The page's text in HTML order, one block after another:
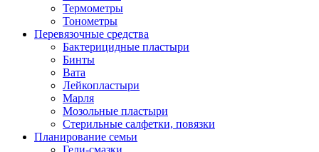
Термометры
Тонометры
Перевязочные средства
Бактерицидные пластыри
Бинты
Вата
Лейкопластыри
Марля
Мозольные пластыри
Стерильные салфетки, повязки
Планирование семьи
Гели-смазки